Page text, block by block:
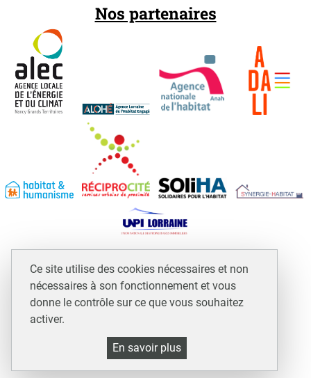
Ce site utilise des cookies nécessaires et non
nécessaires à son fonctionnement et vous
donne le contrôle sur ce que vous souhaitez
activer.
En savoir plus
Nos partenaires
Espace professionnels et assimilés
Mentions légales
Plan du site
Politique de gestion des cookies et traceurs
Gestion cookies et services